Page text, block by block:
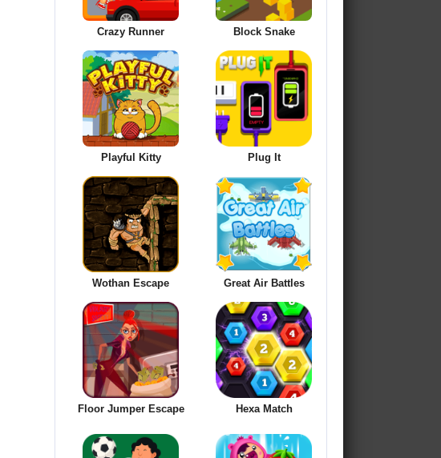
Crazy Runner Block Snake
Playful Kitty Plug It
Wothan Escape Great Air Battles
Floor Jumper Escape Hexa Match